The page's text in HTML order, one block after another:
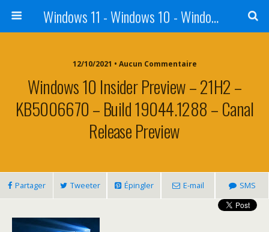
Windows 11 - Windows 10 - Windows 8 - Windows 7 - VISTA
12/10/2021 • Aucun Commentaire
Windows 10 Insider Preview – 21H2 –
KB5006670 – Build 19044.1288 – Canal
Release Preview
Partager Tweeter Épingler E-mail SMS